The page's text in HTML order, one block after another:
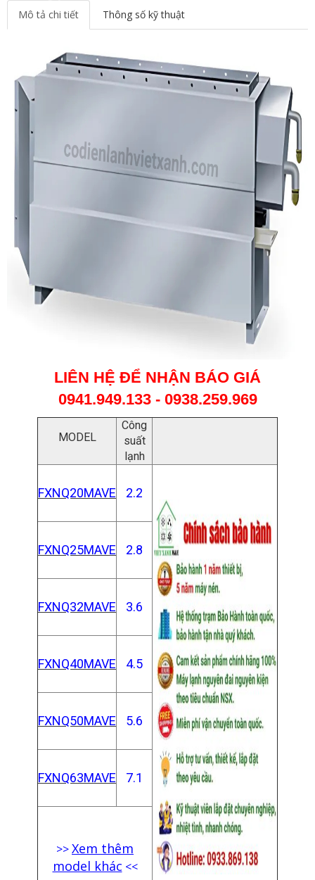
Mô tả chi tiết
Thông số kỹ thuật
LIÊN HỆ ĐỂ NHẬN BÁO GIÁ
0941.949.133 - 0938.259.969
MODEL
Công
suất
lạnh
FXNQ20MAVE 2.2
FXNQ25MAVE 2.8
FXNQ32MAVE 3.6
FXNQ40MAVE 4.5
FXNQ50MAVE 5.6
FXNQ63MAVE 7.1
>>Xem thêm
model khác <<